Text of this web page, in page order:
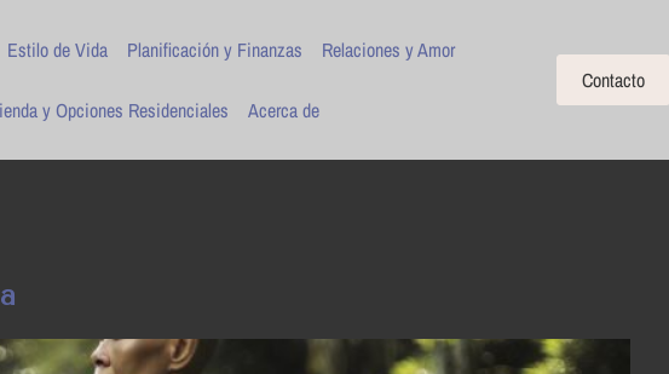
Estilo de Vida Planificación y Finanzas Relaciones y Amor
y Opciones Residenciales Acerca de
Contacto